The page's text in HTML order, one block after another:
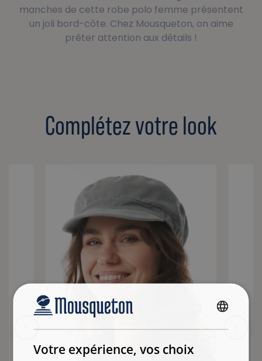
manches de cette robe polo femme présentent
un joli bord-côte. Chez Mousqueton, on aime
prêter attention aux détails !
Complétez votre look
Votre expérience, vos choix